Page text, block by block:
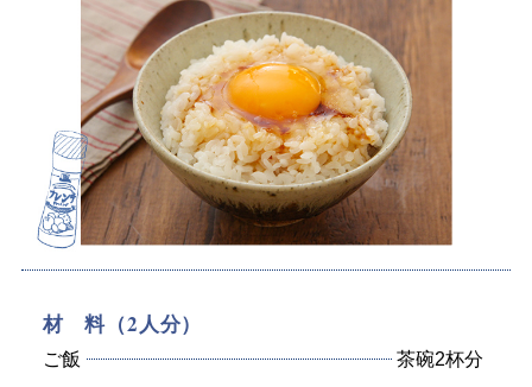
材 料（2人分）
ご飯
茶碗2杯分